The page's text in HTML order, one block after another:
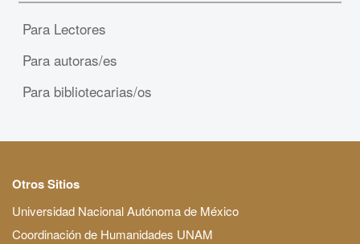
Para Lectores
Para autoras/es
Para bibliotecarias/os
Otros Sitios
Universidad Nacional Autónoma de México
Coordinación de Humanidades UNAM